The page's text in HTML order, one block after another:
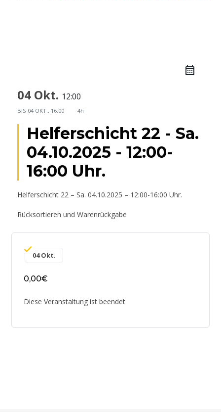
04 Okt. 12:00
BIS 04 OKT., 16:00 4h
Helferschicht 22 - Sa.
04.10.2025 - 12:00-
16:00 Uhr.
Helferschicht 22 – Sa. 04.10.2025 – 12:00-16:00 Uhr.
Rücksortieren und Warenrückgabe
04 Okt.
0,00€
Diese Veranstaltung ist beendet